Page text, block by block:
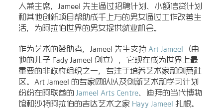
人兼主席，Jameel 先生通过招聘计划、小额信贷计划
和其他创新项目帮助成千上万的男女通过工作改善生
活，为阿拉伯世界的男女提供就业机会。
作为艺术的赞助者，Jameel 先生支持 Art Jameel （由
他的儿子 Fady Jameel 创立），它现在成为世界上最
重要的非政府组织之一，专注于培养艺术家和创意社
区。Art Jameel 的专家团队以及创新艺术和学习计划
纷纷在阿联酋的 Jameel Arts Centre 、迪拜的当代博物
馆和沙特阿拉伯的吉达艺术之家 Hayy Jameel 扎根。